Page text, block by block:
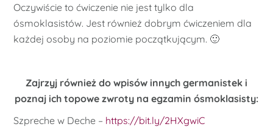
Oczywiście to ćwiczenie nie jest tylko dla
ósmoklasistów. Jest również dobrym ćwiczeniem dla
każdej osoby na poziomie początkującym. 🙂
Zajrzyj również do wpisów innych germanistek i
poznaj ich topowe zwroty na egzamin ósmoklasisty:
Szpreche w Deche – https://bit.ly/2HXgwiC